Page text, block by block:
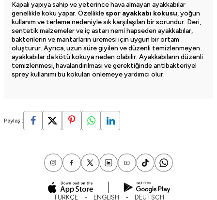
Kapalı yapıya sahip ve yeterince hava almayan ayakkabılar
genellikle koku yapar. Özelliklespor ayakkabı kokusu, yoğun
kullanım ve terleme nedeniyle sık karşılaşılan bir sorundur. Deri,
sentetik malzemeler ve iç astarı nemi hapseden ayakkabılar,
bakterilerin ve mantarların üremesi için uygun bir ortam
oluşturur. Ayrıca, uzun süre giyilen ve düzenli temizlenmeyen
ayakkabılar da kötü kokuya neden olabilir. Ayakkabıların düzenli
temizlenmesi, havalandırılması ve gerektiğinde antibakteriyel
sprey kullanımı bu kokuları önlemeye yardımcı olur.
Paylaş :
TÜRKÇE ENGLISH DEUTSCH